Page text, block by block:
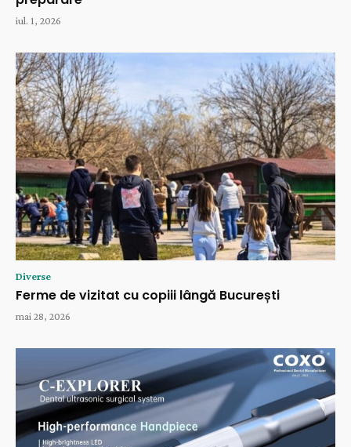
iul. 1, 2026
Diverse
Ferme de vizitat cu copiii lângă București
mai 28, 2026